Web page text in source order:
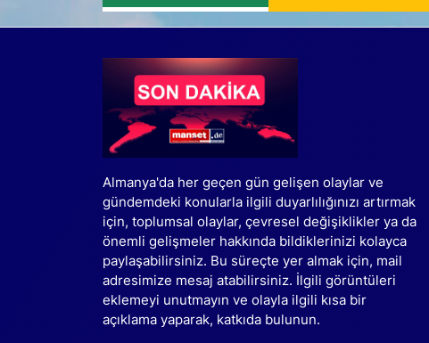
Almanya'da her geçen gün gelişen olaylar ve
gündemdeki konularla ilgili duyarlılığınızı artırmak
için, toplumsal olaylar, çevresel değişiklikler ya da
önemli gelişmeler hakkında bildiklerinizi kolayca
paylaşabilirsiniz. Bu süreçte yer almak için, mail
adresimize mesaj atabilirsiniz. İlgili görüntüleri
eklemeyi unutmayın ve olayla ilgili kısa bir
açıklama yaparak, katkıda bulunun.